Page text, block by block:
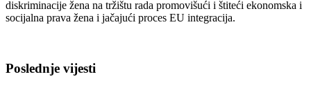
diskriminacije žena na tržištu rada promovišući i štiteći ekonomska i
socijalna prava žena i jačajući proces EU integracija.
Poslednje vijesti